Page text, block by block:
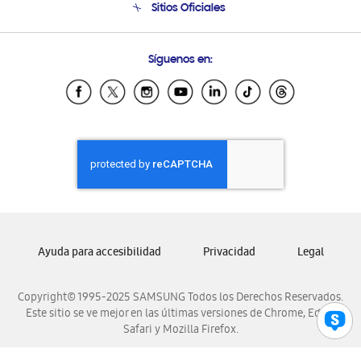
Soporte vía eMail
Sitios Oficiales
Samsung Ecuador
Samsung El Salvador
Samsung Honduras
Samsung Nicaragua
Samsung Panamá
Samsung Venezuela
Síguenos en:
Copyright© 1995-2025 SAMSUNG Todos los Derechos Reservados.
Este sitio se ve mejor en las últimas versiones de Chrome, Edge,
Safari y Mozilla Firefox.
Ayuda para accesibilidad Privacidad Legal